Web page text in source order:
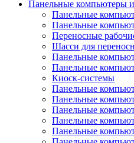
Панельные компьютеры
Панельные
Панельные
Переносные
Шасси для
Панельные
Панельные
Киоск-системы
Панельные
Панельные
Панельные
Панельные
Панельные